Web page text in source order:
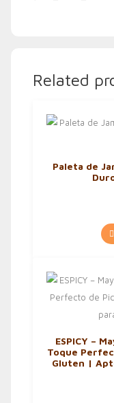
Related
Paleta de
ESPICY –
Toque
Gluten |